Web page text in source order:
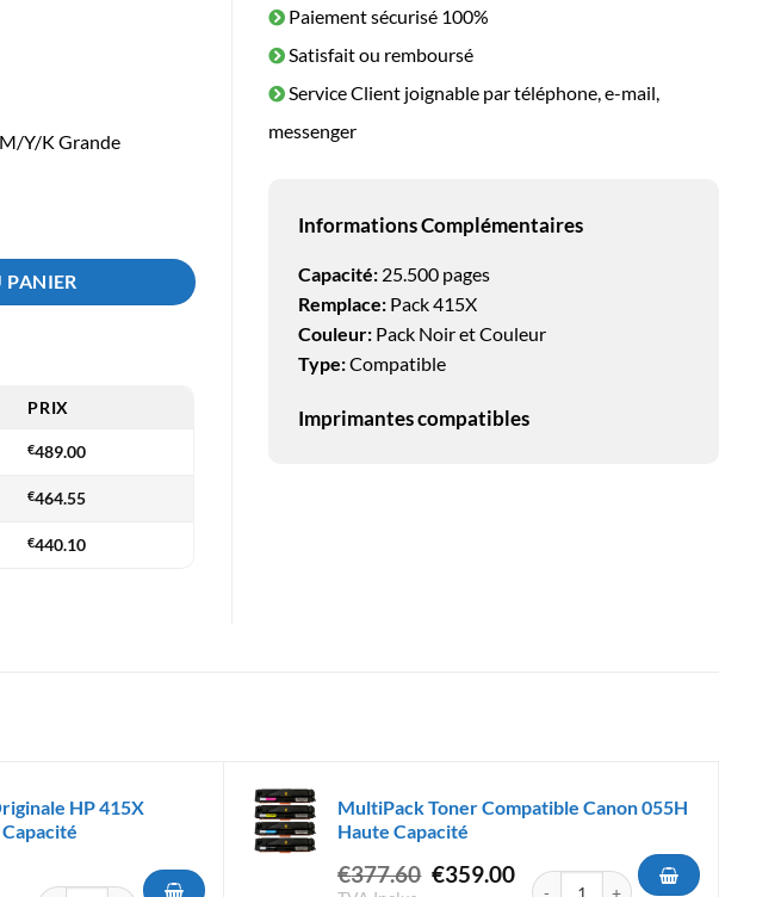
Y/K Grande
HP 415X C/M/Y/K Grande Capacité
PANIER
PRIX
€489.00
€464.55
€440.10
Paiement sécurisé 100%
Satisfait ou remboursé
Service Client joignable par téléphone, e-mail,
messenger
Informations Complémentaires
Capacité:25.500 pages
Remplace: Pack 415X
Couleur: Pack Noir et Couleur
Type:Compatible
Imprimantes compatibles
Capacité
HP 415X
MultiPack Toner Compatible Canon 055H
Haute Capacité
€377.60 Le
€359.00Le
quantité de MultiPack Toner